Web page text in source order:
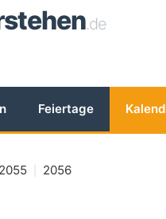
.de
Feiertage
2055 2056